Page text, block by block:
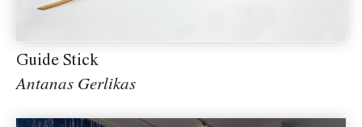
Guide Stick
Antanas Gerlikas